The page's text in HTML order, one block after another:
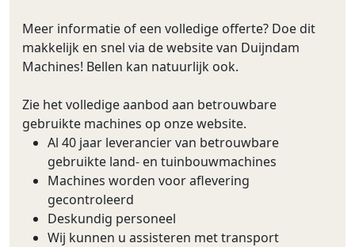
Meer informatie of een volledige offerte? Doe dit
makkelijk en snel via de website van Duijndam
Machines! Bellen kan natuurlijk ook.
Zie het volledige aanbod aan betrouwbare
gebruikte machines op onze website.
Al 40 jaar leverancier van betrouwbare
gebruikte land- en tuinbouwmachines
Machines worden voor aflevering
gecontroleerd
Deskundig personeel
Wij kunnen u assisteren met transport